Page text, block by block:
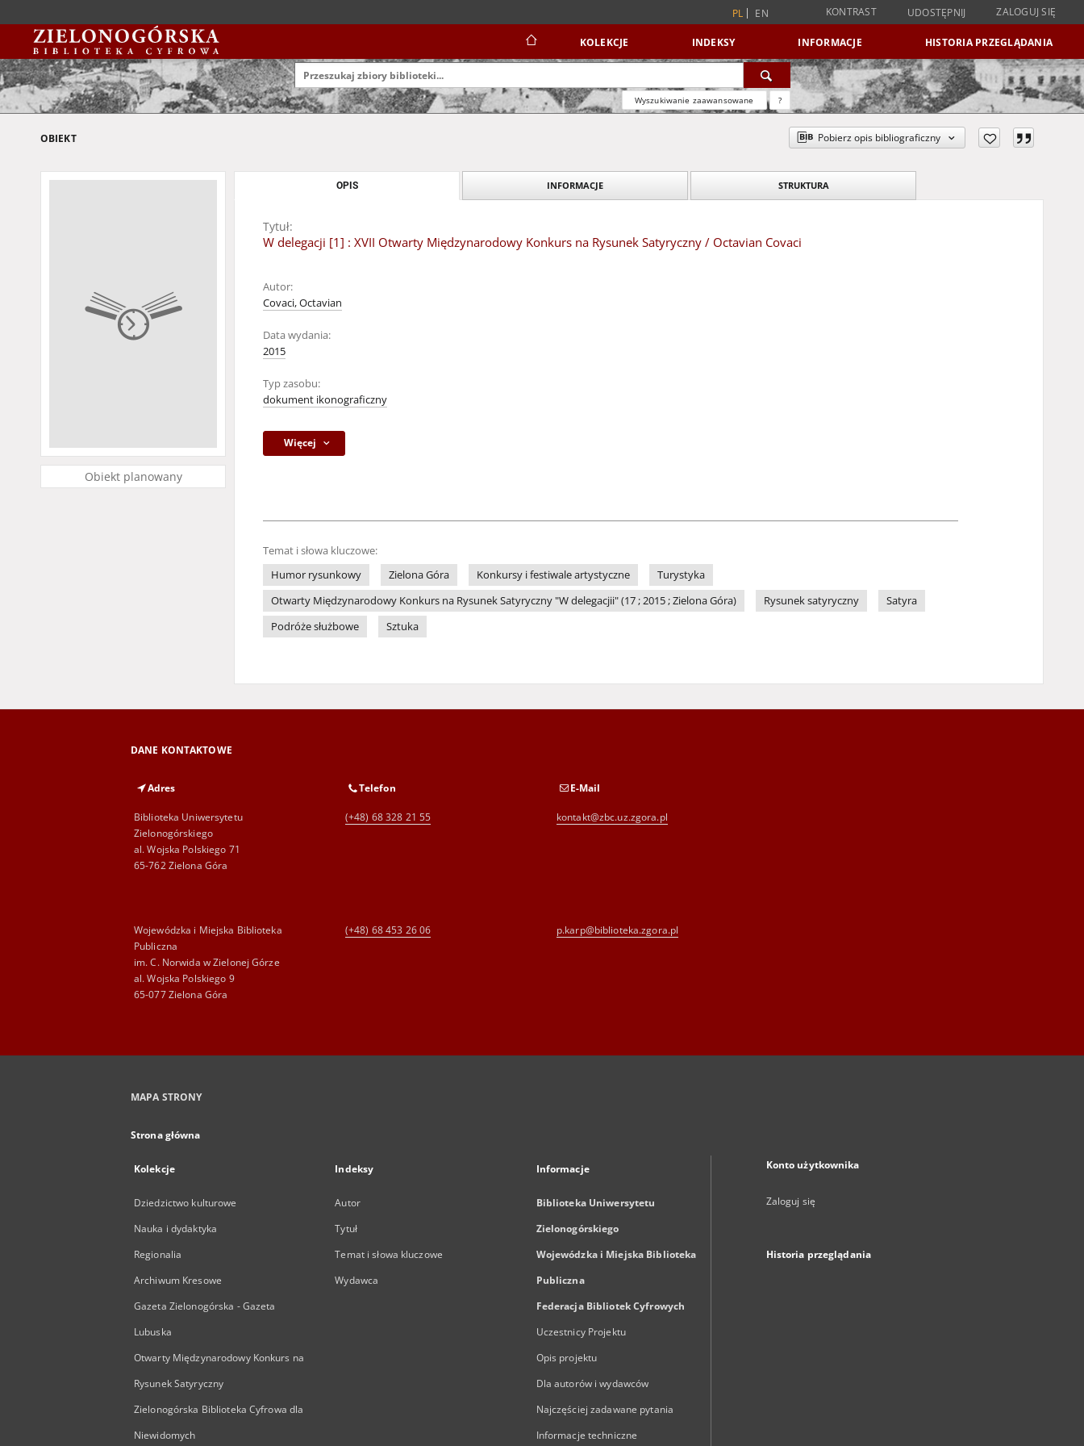
PL EN KONTRAST UDOSTĘPNIJ ZALOGUJ SIĘ
KOLEKCJE INDEKSY INFORMACJE HISTORIA PRZEGLĄDANIA
Wyszukiwanie zaawansowane ?
OBIEKT Pobierz opis bibliograficzny
Obiekt planowany
OPIS INFORMACJE STRUKTURA
Tytuł:
W delegacji [1] : XVII Otwarty Międzynarodowy Konkurs na Rysunek Satyryczny / Octavian Covaci
Autor:
Covaci, Octavian
Data wydania:
2015
Typ zasobu:
dokument ikonograficzny
Więcej
Temat i słowa kluczowe:
Humor rysunkowy
Zielona Góra Konkursy i festiwale artystyczne
Turystyka
Otwarty Międzynarodowy Konkurs na Rysunek Satyryczny "W delegacjii" (17 ; 2015 ; Zielona Góra)
Rysunek satyryczny
Satyra
Podróże służbowe
Sztuka
DANE KONTAKTOWE
Adres
Biblioteka Uniwersytetu
Zielonogórskiego
al. Wojska Polskiego 71
65-762 Zielona Góra
Telefon
(+48) 68 328 21 55
E-Mail
kontakt@zbc.uz.zgora.pl
Wojewódzka i Miejska Biblioteka
Publiczna
im. C. Norwida w Zielonej Górze
al. Wojska Polskiego 9
65-077 Zielona Góra
(+48) 68 453 26 06 p.karp@biblioteka.zgora.pl
MAPA STRONY
Strona główna
Kolekcje
Dziedzictwo kulturowe
Nauka i dydaktyka
Regionalia
Archiwum Kresowe
Gazeta Zielonogórska - Gazeta
Lubuska
Otwarty Międzynarodowy Konkurs na
Rysunek Satyryczny
Zielonogórska Biblioteka Cyfrowa dla
Niewidomych
Indeksy
Autor
Tytuł
Temat i słowa kluczowe
Wydawca
Informacje
Biblioteka Uniwersytetu
Zielonogórskiego
Wojewódzka i Miejska Biblioteka
Publiczna
Federacja Bibliotek Cyfrowych
Uczestnicy Projektu
Opis projektu
Dla autorów i wydawców
Najczęściej zadawane pytania
Informacje techniczne
Konto użytkownika
Zaloguj się
Historia przeglądania